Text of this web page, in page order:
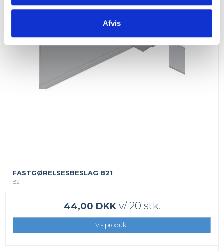
Afvis
FASTGØRELSESBESLAG B21
B21
44,00 DKKv/ 20 stk.
Vis produkt